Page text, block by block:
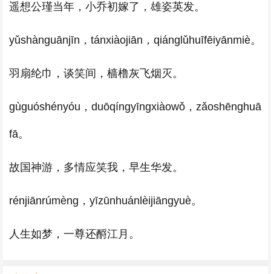
遥想公瑾当年，小乔初嫁了，雄姿英发。
yǔshànguānjīn，tánxiàojiān，qiánglǔhuīfēiyānmiè。
羽扇纶巾，谈笑间，樯橹灰飞烟灭。
gùguóshényóu，duōqíngyīngxiàowǒ，zǎoshēnghuā
fā。
故国神游，多情应笑我，早生华发。
rénjiānrúmèng，yīzūnhuánlèijiāngyuè。
人生如梦，一尊还酹江月。